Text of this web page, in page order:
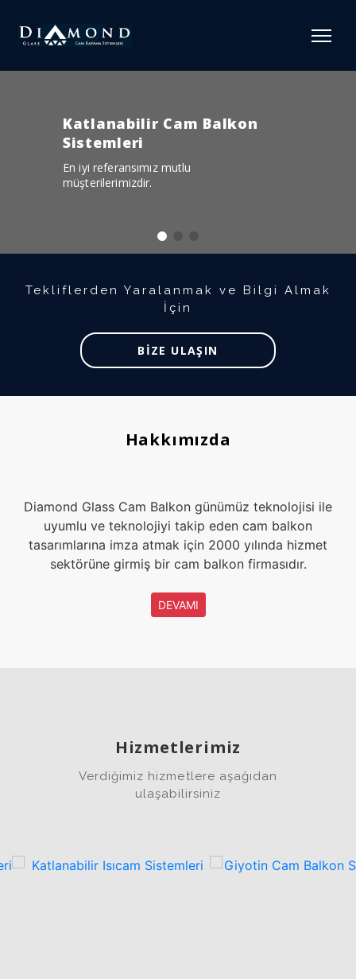
Tekliflerden Yaralanmak ve Bilgi Almak
İçin
BİZE ULAŞIN
Hakkımızda
Diamond Glass Cam Balkon günümüz teknolojisi ile
uyumlu ve teknolojiyi takip eden cam balkon
tasarımlarına imza atmak için 2000 yılında hizmet
sektörüne girmiş bir cam balkon firmasıdır.
DEVAMI
Hizmetlerimiz
Verdiğimiz hizmetlere aşağıdan
ulaşabilirsiniz